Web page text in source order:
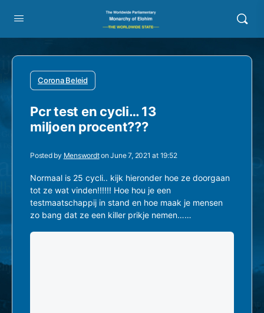
Corona Beleid
Pcr test en cycli… 13
miljoen procent???
Posted by Menswordton June 7, 2021 at 19:52
Normaal is 25 cycli.. kijk hieronder hoe ze doorgaan
tot ze wat vinden!!!!!! Hoe hou je een
testmaatschappij in stand en hoe maak je mensen
zo bang dat ze een killer prikje nemen……